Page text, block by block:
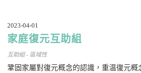
2023-04-01
家庭復元互助組
互助組 - 區域性
鞏固家屬對復元概念的認識，重温復元概